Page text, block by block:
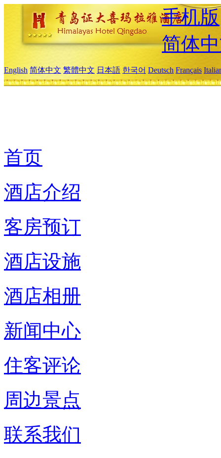
手机版
简体
English 简体中文 繁體中文 日本語 한국어 Deutsch Français
首页
酒店介绍
客房预订
酒店设施
酒店相册
新闻中心
住客评论
周边景点
联系我们